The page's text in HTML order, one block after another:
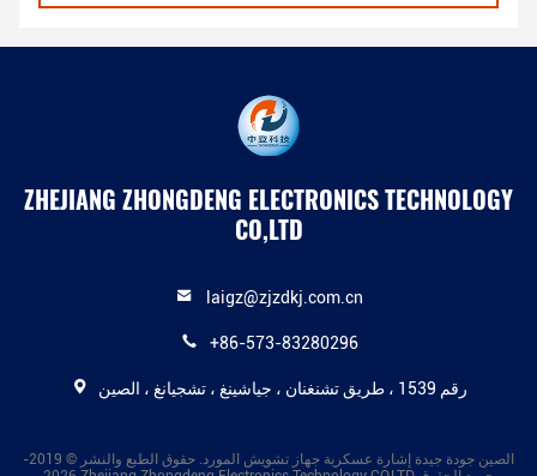
ZHEJIANG ZHONGDENG ELECTRONICS TECHNOLOGY
CO,LTD
laigz@zjzdkj.com.cn
+86-573-83280296
رقم 1539 ، طريق تشنغنان ، جياشينغ ، تشجيانغ ، الصين
الصين جودة جيدة إشارة عسكرية جهاز تشويش المورد. حقوق الطبع والنشر © 2019-